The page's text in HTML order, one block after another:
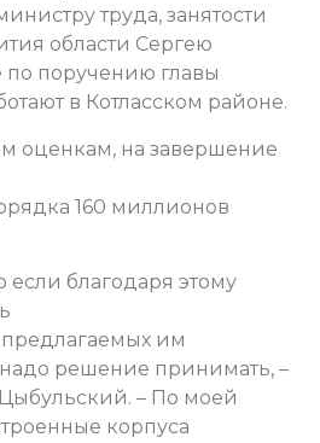
труда, занятости
области Сергею
поручению главы
в Котласском районе.
оценкам, на завершение
160 миллионов
благодаря этому
предлагаемых им
надо решение принимать, –
– По моей
корпуса